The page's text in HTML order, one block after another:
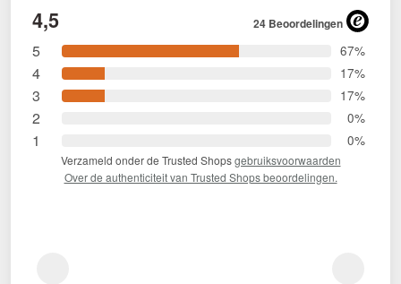
4,5 24 Beoordelingen
5 67%
4 17%
3 17%
2 0%
1 0%
Verzameld onder de Trusted Shopsgebruiksvoorwaarden
Over de authenticiteit van Trusted Shops beoordelingen.